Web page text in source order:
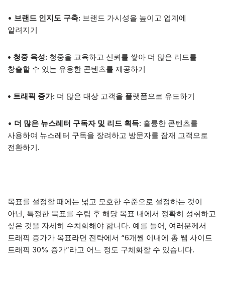
• 브랜드 인지도 구축: 브랜드 가시성을 높이고 업계에
알려지기
• 청중 육성: 청중을 교육하고 신뢰를 쌓아 더 많은 리드를
창출할 수 있는 유용한 콘텐츠를 제공하기
• 트래픽 증가: 더 많은 대상 고객을 플랫폼으로 유도하기
• 더 많은 뉴스레터 구독자 및 리드 획득: 훌륭한 콘텐츠를
사용하여 뉴스레터 구독을 장려하고 방문자를 잠재 고객으로
전환하기.
목표를 설정할 때에는 넓고 모호한 수준으로 설정하는 것이
아닌, 특정한 목표를 수립 후 해당 목표 내에서 정확히 성취하고
싶은 것을 자세히 수치화해야 합니다. 예를 들어, 여러분께서
트래픽 증가가 목표라면 전략에서 “6개월 이내에 총 웹 사이트
트래픽 30% 증가”라고 어느 정도 구체화할 수 있습니다.